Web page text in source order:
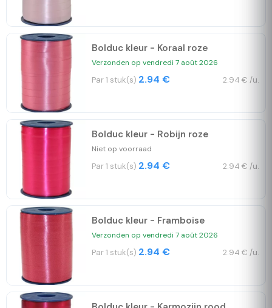
Bolduc kleur - Koraal roze
Verzonden op vendredi 7 août 2026
Par 1 stuk(s) 2.94 € 2.94 € /u.
Bolduc kleur - Robijn roze
Niet op voorraad
Par 1 stuk(s) 2.94 € 2.94 € /u.
Bolduc kleur - Framboise
Verzonden op vendredi 7 août 2026
Par 1 stuk(s) 2.94 € 2.94 € /u.